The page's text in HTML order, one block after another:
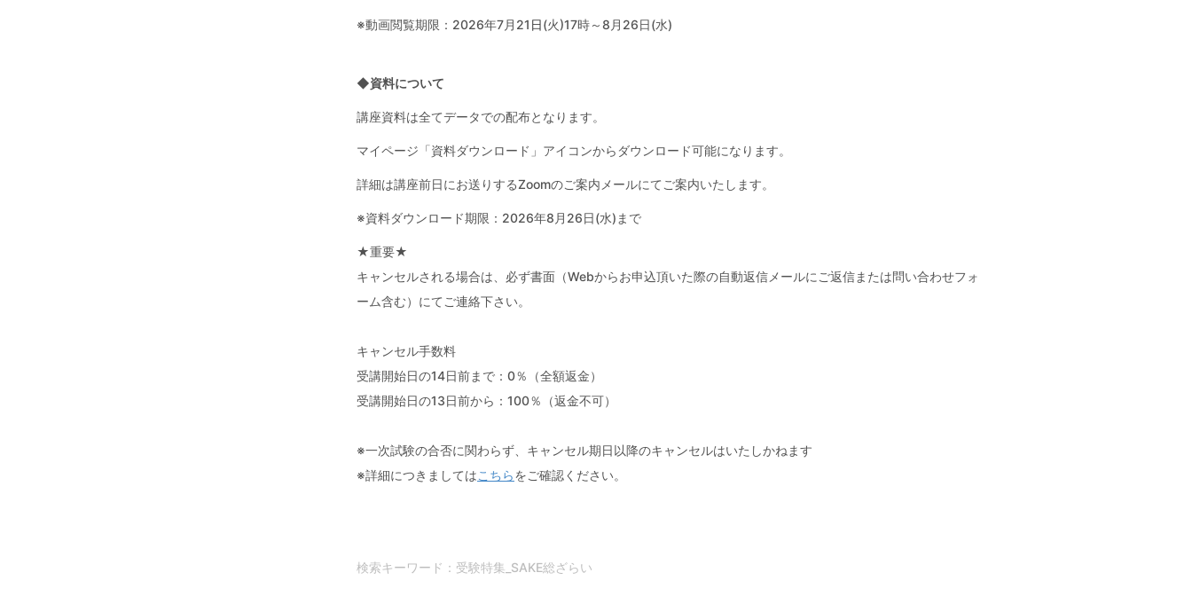
※動画閲覧期限：2026年7月21 日(火)17時～8月26日(水)
◆資料について
講座資料は全てデータでの配布となります。
マイページ「資料ダウンロード」アイコンからダウンロード可能になります。
詳細は講座前日にお送りするZoomのご案内メールにてご案内いたします。
※資料ダウンロード期限：2026年8月26日(水)まで
★重要★
キャンセルされる場合は、必ず書面（Webからお申込頂いた際の自動返信メールにご返信または問い合わせフォ
ーム含む）にてご連絡下さい。
キャンセル手数料
受講開始日の14日前まで：0％（全額返金）
受講開始日の13日前から：100％（返金不可）
※一次試験の合否に関わらず、キャンセル期日以降のキャンセルはいたしかねます
※詳細につきましてはこちらをご確認ください。
検索キーワード：受験特集_SAKE総ざらい